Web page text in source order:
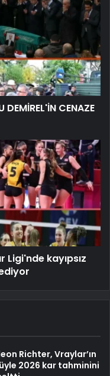
DEMİREL'İN CENAZE
Ligi'nde kayıpsız
Richter, Vraylar’ın
2026 kar tahminini